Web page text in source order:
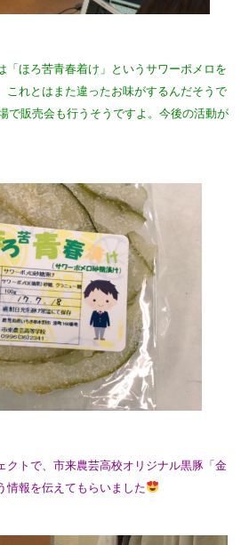
「ほろ苦青春着け」というサワーポメロを
これとはまた違ったお味がするんだそうで
で販売会も行うそうですよ。今後の活動が
クトで、市来農芸高校オリジナル黒豚「金
情報を伝えてもらいました